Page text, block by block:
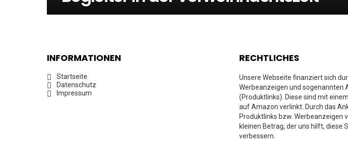
INFORMATIONEN
Startseite
Datenschutz
Impressum
RECHTLICHES
Unsere Webseite finanziert sich
Werbeanzeigen und sogenannten
(Produktlinks). Diese sind mit
auf Amazon verlinkt. Durch das
Produktlinks bzw. Werbeanzeigen
kleinen Betrag, der uns hilft, diese
verbessern.